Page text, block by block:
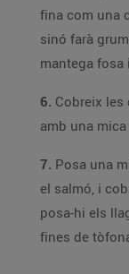
fina com una crema (vigila que l’ou
sinó farà grumolls).
mantega fosa
6. Cobreix
amb una
7. Posa una
el salmó, i
posa-hi els llagostins intercalats amb rodanxes
fines de